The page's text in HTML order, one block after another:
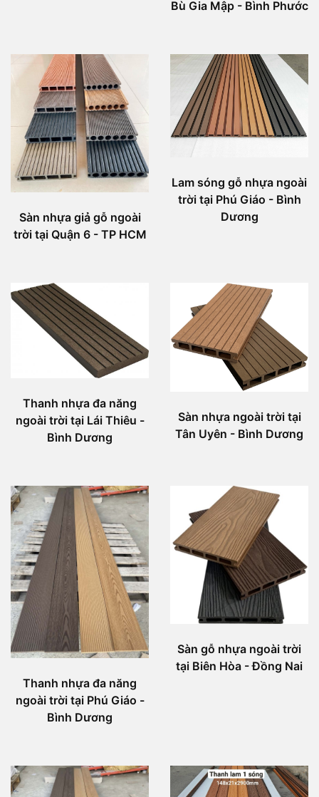
Bù Gia Mập - Bình Phước
Sàn nhựa giả gỗ ngoài
trời tại Quận 6 - TP HCM
Lam sóng gỗ nhựa ngoài
trời tại Phú Giáo - Bình
Dương
Thanh nhựa đa năng
ngoài trời tại Lái Thiêu -
Bình Dương
Sàn nhựa ngoài trời tại
Tân Uyên - Bình Dương
Thanh nhựa đa năng
ngoài trời tại Phú Giáo -
Bình Dương
Sàn gỗ nhựa ngoài trời
tại Biên Hòa - Đồng Nai